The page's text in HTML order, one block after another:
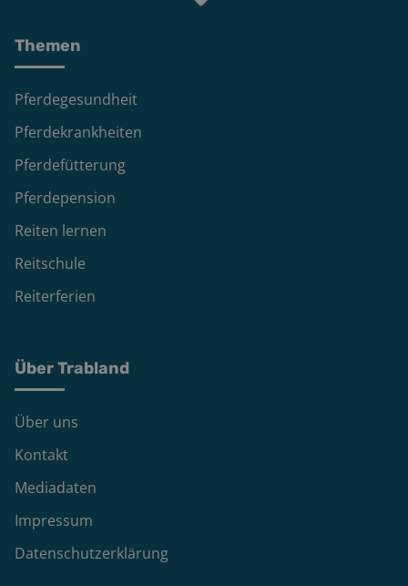
Themen
Pferdegesundheit
Pferdekrankheiten
Pferdefütterung
Pferdepension
Reiten lernen
Reitschule
Reiterferien
Über Trabland
Über uns
Kontakt
Mediadaten
Impressum
Datenschutzerklärung